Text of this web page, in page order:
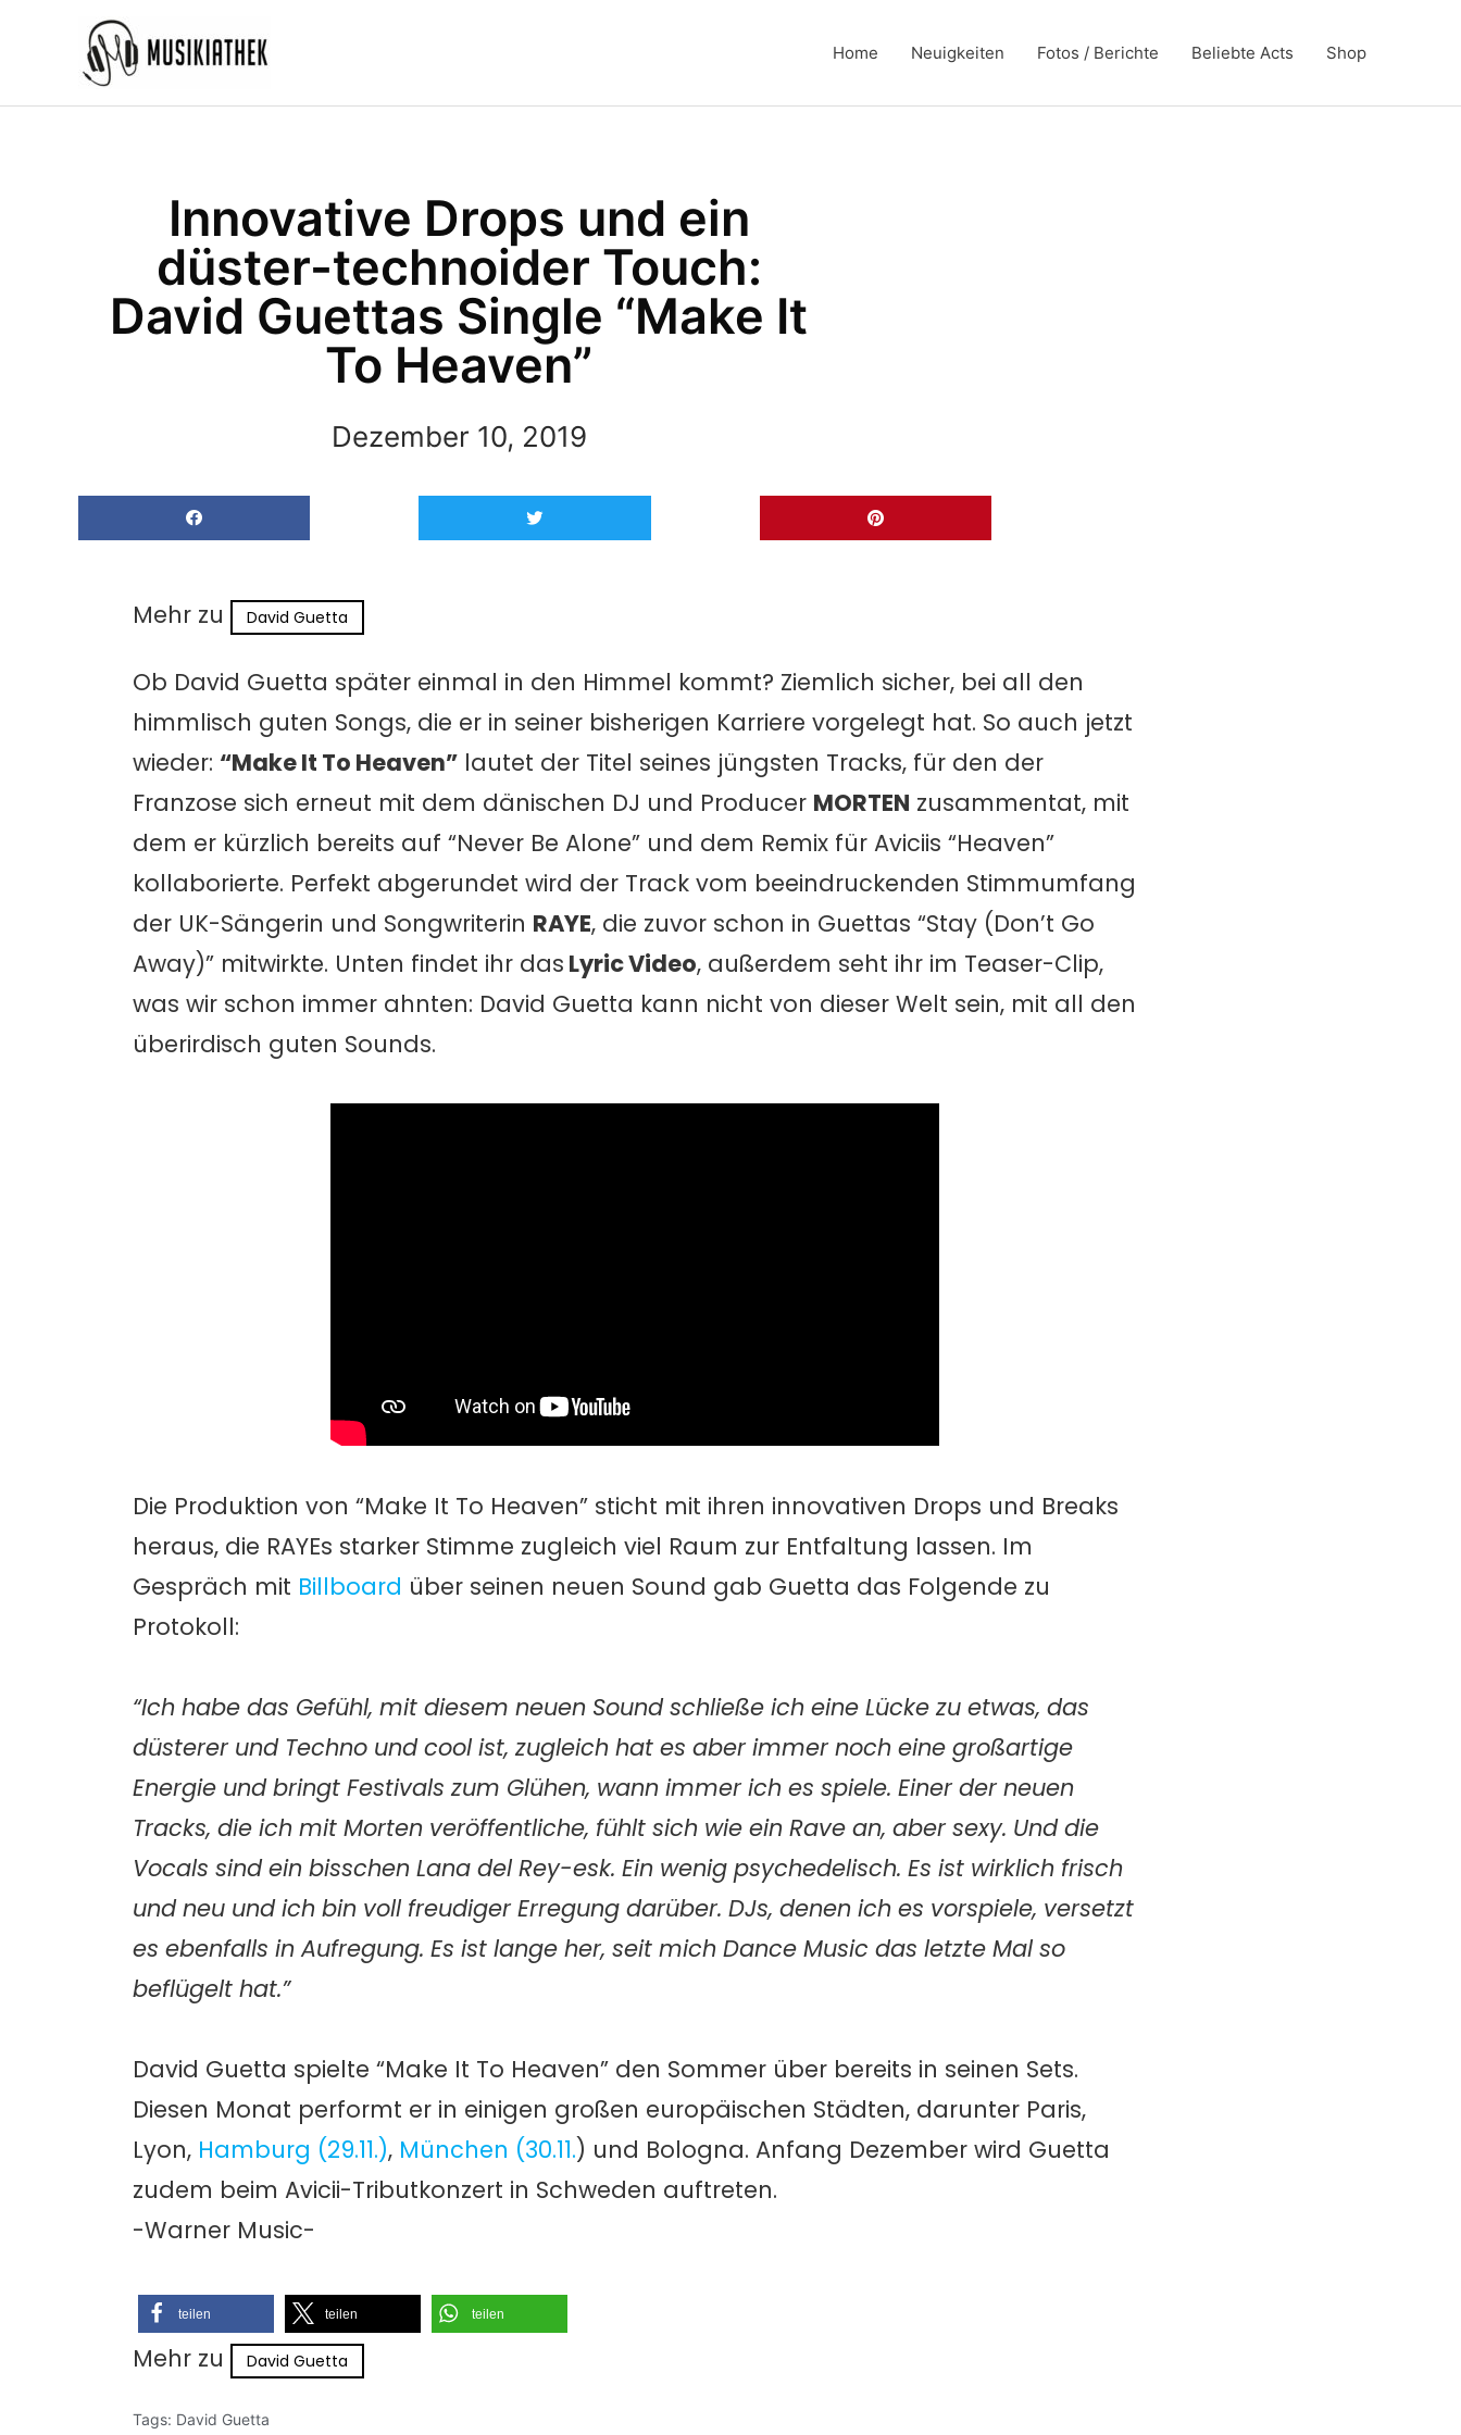
Home Neuigkeiten Fotos / Berichte Beliebte Acts Shop
Innovative Drops und ein
düster-technoider Touch:
David Guettas Single “Make It
To Heaven”
Dezember 10, 2019
Mehr zu David Guetta
Ob David Guetta später einmal in den Himmel kommt? Ziemlich sicher, bei all den
himmlisch guten Songs, die er in seiner bisherigen Karriere vorgelegt hat. So auch jetzt
wieder: “Make It To Heaven” lautet der Titel seines jüngsten Tracks, für den der
Franzose sich erneut mit dem dänischen DJ und Producer MORTEN zusammentat, mit
dem er kürzlich bereits auf “Never Be Alone” und dem Remix für Aviciis “Heaven”
kollaborierte. Perfekt abgerundet wird der Track vom beeindruckenden Stimmumfang
der UK-Sängerin und Songwriterin RAYE, die zuvor schon in Guettas “Stay (Don’t Go
Away)” mitwirkte. Unten findet ihr das Lyric Video, außerdem seht ihr im Teaser-Clip,
was wir schon immer ahnten: David Guetta kann nicht von dieser Welt sein, mit all den
überirdisch guten Sounds.
Die Produktion von “Make It To Heaven” sticht mit ihren innovativen Drops und Breaks
heraus, die RAYEs starker Stimme zugleich viel Raum zur Entfaltung lassen. Im
Gespräch mit Billboard über seinen neuen Sound gab Guetta das Folgende zu
Protokoll:
“Ich habe das Gefühl, mit diesem neuen Sound schließe ich eine Lücke zu etwas, das
düsterer und Techno und cool ist, zugleich hat es aber immer noch eine großartige
Energie und bringt Festivals zum Glühen, wann immer ich es spiele. Einer der neuen
Tracks, die ich mit Morten veröffentliche, fühlt sich wie ein Rave an, aber sexy. Und die
Vocals sind ein bisschen Lana del Rey-esk. Ein wenig psychedelisch. Es ist wirklich frisch
und neu und ich bin voll freudiger Erregung darüber. DJs, denen ich es vorspiele, versetzt
es ebenfalls in Aufregung. Es ist lange her, seit mich Dance Music das letzte Mal so
beflügelt hat.”
David Guetta spielte “Make It To Heaven” den Sommer über bereits in seinen Sets.
Diesen Monat performt er in einigen großen europäischen Städten, darunter Paris,
Lyon, Hamburg (29.11.), München (30.11.) und Bologna. Anfang Dezember wird Guetta
zudem beim Avicii-Tributkonzert in Schweden auftreten.
-Warner Music-
teilen teilen teilen
Mehr zu David Guetta
Tags: David Guetta